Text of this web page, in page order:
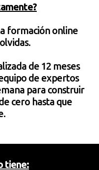
formación online
de 12 meses
de expertos
para construir
cero hasta que
tiene: